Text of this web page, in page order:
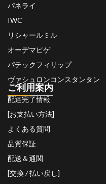
パネライ
IWC
リシャールミル
オーデマピゲ
パテックフィリップ
ヴァシュロンコンスタンタン
ご利用案内
配達完了情報
[お支払い方法]
よくある質問
品質保証
配送＆通関
[交換 / 払い戻し]